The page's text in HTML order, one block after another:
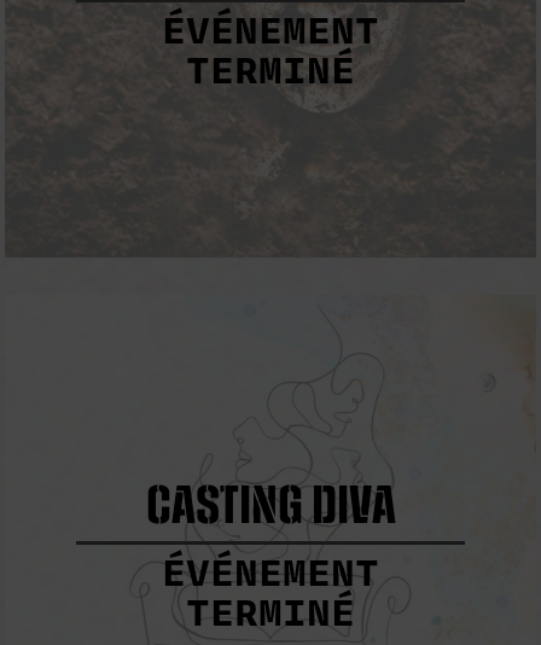
ÉVÉNEMENT
TERMINÉ
CASTING DIVA
ÉVÉNEMENT
TERMINÉ